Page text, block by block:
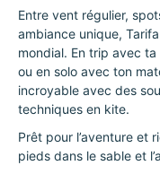
Entre vent régulier,
ambiance unique,
mondial. En trip avec
ou en solo avec ton
incroyable avec des
techniques en kite.
Prêt pour l’aventure et
pieds dans le sable et